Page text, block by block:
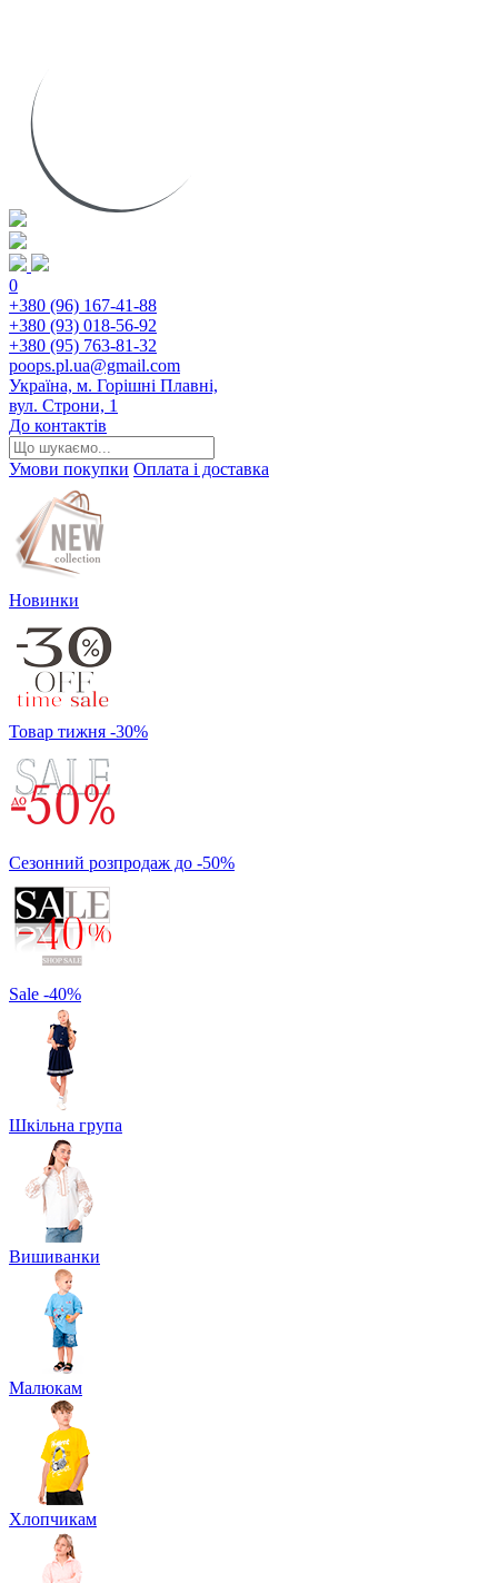
0
+380 (96) 167-41-88
+380 (93) 018-56-92
+380 (95) 763-81-32
poops.pl.ua@gmail.com
Україна, м. Горішні Плавні,
вул. Строни, 1
До контактів
Умови покупки Оплата і доставка
Новинки
Товар тижня -30%
Сезонний розпродаж до -50%
Sale -40%
Шкільна група
Вишиванки
Малюкам
Хлопчикам